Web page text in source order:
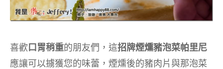
喜歡口胃稍重的朋友們，這招牌煙燻豬泡菜帕里尼
應讓可以擄獲您的味蕾，煙燻後的豬肉片與那泡菜